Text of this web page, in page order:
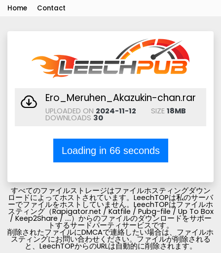
Home Contact
Ero_Meruhen_Akazukin-chan.rar
UPLOADED ON 2024-11-12 SIZE 18MB
DOWNLOADS 30
Loading in 66seconds
すべてのファイルストレージはファイルホスティングダウン
ロードによってホストされています。LeechTOPは私のサーバ
ーでファイルをホストしていません。LeechTOPはファイルホ
スティング（Rapigator.net / Katfile / Pubg-file / Up To Box
/ Keep2Share / ....）からのファイルのダウンロードをサポー
トするサードパーティサービスです。
削除されたファイルにDMCAで連絡したい場合は、ファイルホ
スティングにお問い合わせください。ファイルが削除される
と、LeechTOPからのURLは自動的に削除されます。